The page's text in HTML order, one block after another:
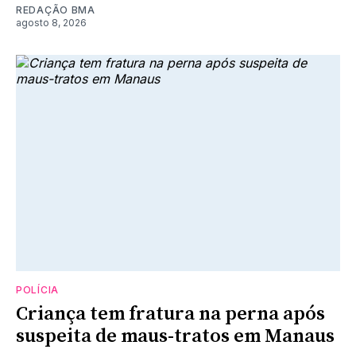
REDAÇÃO BMA
agosto 8, 2026
POLÍCIA
Criança tem fratura na perna após
suspeita de maus-tratos em Manaus